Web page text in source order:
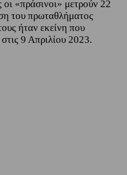
«πράσινοι» μετρούν 22
του πρωταθλήματος
ήταν εκείνη που
9 Απριλίου 2023.